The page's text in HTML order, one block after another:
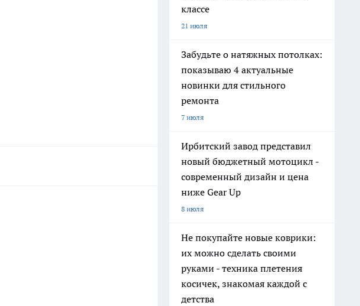
классе
21 июля
Забудьте о натяжных потолках:
показываю 4 актуальные
новинки для стильного
ремонта
7 июля
Ирбитский завод представил
новый бюджетный мотоцикл -
современный дизайн и цена
ниже Gear Up
8 июля
Не покупайте новые коврики:
их можно сделать своими
руками - техника плетения
косичек, знакомая каждой с
детства